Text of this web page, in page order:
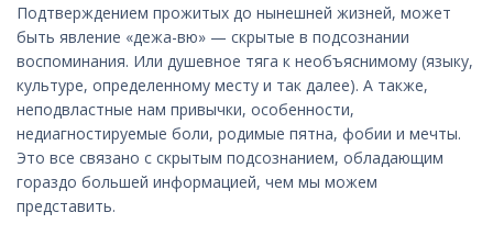
Подтверждением прожитых до нынешней жизней, может
быть явление «дежа-вю» — скрытые в подсознании
воспоминания. Или душевное тяга к необъяснимому (языку,
культуре, определенному месту и так далее). А также,
неподвластные нам привычки, особенности,
недиагностируемые боли, родимые пятна, фобии и мечты.
Это все связано с скрытым подсознанием, обладающим
гораздо большей информацией, чем мы можем
представить.